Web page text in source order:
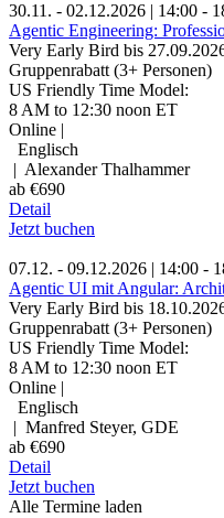
30.11. - 02.12.2026 | 14:00 -
Agentic Engineering:
Very Early Bird bis
Gruppenrabatt (3+ Personen)
US Friendly Time Model:
8 AM to 12:30 noon ET
Online |
Englisch
| Alexander Thalhammer
ab €690
Detail
Jetzt buchen
07.12. - 09.12.2026 | 14:00 -
Agentic UI mit Angular:
Very Early Bird bis
Gruppenrabatt (3+ Personen)
US Friendly Time Model:
8 AM to 12:30 noon ET
Online |
Englisch
| Manfred Steyer, GDE
ab €690
Detail
Jetzt buchen
Alle Termine laden